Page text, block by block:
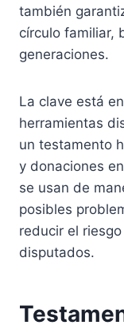
también
círculo familiar,
generaciones.
La clave está
herramientas
un testamento
y donaciones
se usan de
posibles
reducir el
disputados.